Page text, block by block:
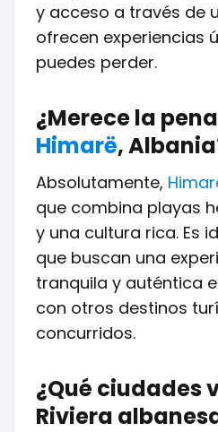
y acceso a través de
ofrecen experiencias
puedes perder.
¿Merece la
Himarë,
Absolutamente,
que combina playas
y una cultura rica. Es
que buscan una
tranquila y auténtica
con otros destinos
concurridos.
¿Qué ciudades
Riviera